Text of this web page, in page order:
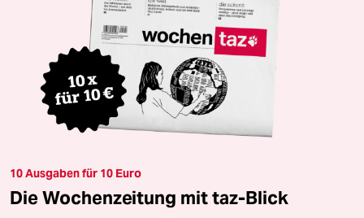
10 Ausgaben für 10 Euro
Die Wochenzeitung mit taz-Blick